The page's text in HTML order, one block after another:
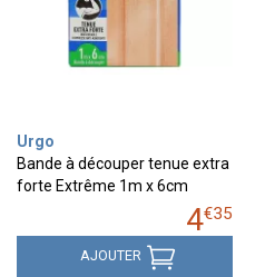
Urgo
Bande à découper tenue extra
forte Extrême 1m x 6cm
4€35
AJOUTER